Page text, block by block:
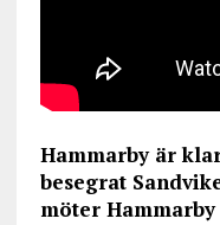
Hammarby är
besegrat
möter Hammarby